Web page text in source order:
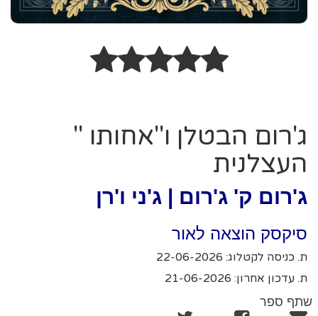
ג'רום הבטלן ו''אחותו ''
העצלנית
ג'רום ק' ג'רום | ג'ני ו'רן
סיקסק הוצאה לאור
ת. כניסה לקטלוג: 22-06-2026
ת. עדכון אחרון: 21-06-2026
שתף ספר